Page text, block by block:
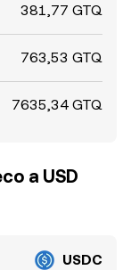
381,77 GTQ
763,53 GTQ
7635,34 GTQ
a USD
USDC